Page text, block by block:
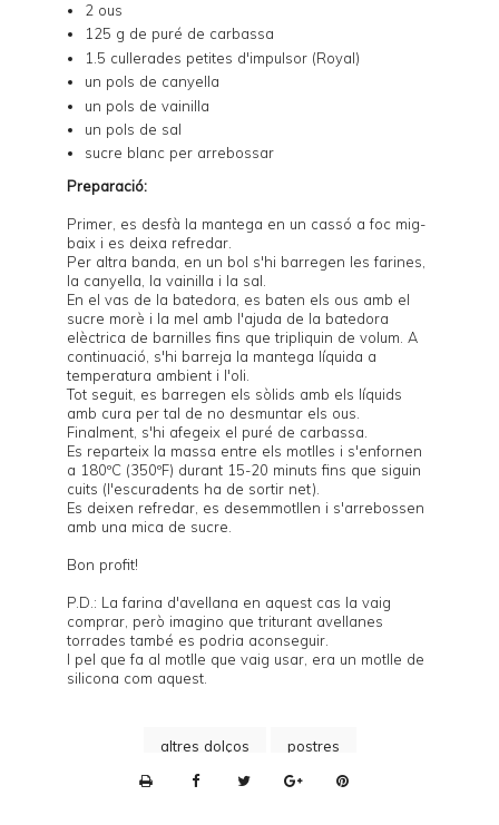
2 ous
125 g de puré de carbassa
1.5 cullerades petites d'impulsor (Royal)
un pols de canyella
un pols de vainilla
un pols de sal
sucre blanc per arrebossar
Preparació:
Primer, es desfà la mantega en un cassó a foc mig-
baix i es deixa refredar.
Per altra banda, en un bol s'hi barregen les farines,
la canyella, la vainilla i la sal.
En el vas de la batedora, es baten els ous amb el
sucre morè i la mel amb l'ajuda de la batedora
elèctrica de barnilles fins que tripliquin de volum. A
continuació, s'hi barreja la mantega líquida a
temperatura ambient i l'oli.
Tot seguit, es barregen els sòlids amb els líquids
amb cura per tal de no desmuntar els ous.
Finalment, s'hi afegeix el puré de carbassa.
Es reparteix la massa entre els motlles i s'enfornen
a 180ºC (350ºF) durant 15-20 minuts fins que siguin
cuits (l'escuradents ha de sortir net).
Es deixen refredar, es desemmotllen i s'arrebossen
amb una mica de sucre.
Bon profit!
P.D.: La farina d'avellana en aquest cas la vaig
comprar, però imagino que triturant avellanes
torrades també es podria aconseguir.
I pel que fa al motlle que vaig usar, era un motlle de
silicona com aquest
altres dolços
postres